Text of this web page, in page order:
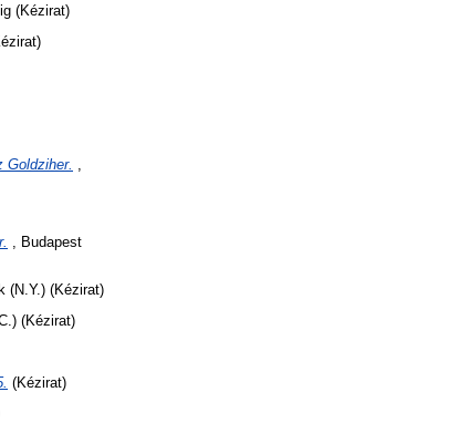
(Kézirat)
Goldziher.
, Budapest
(N.Y.) (Kézirat)
(Kézirat)
(Kézirat)